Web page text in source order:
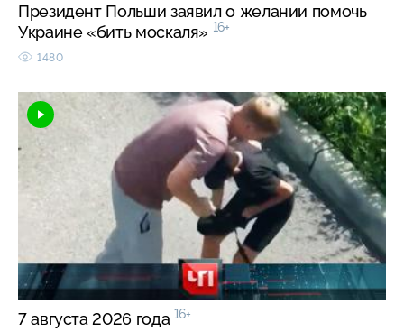
Президент Польши заявил о желании помочь
Украине «бить москаля» 16+
1480
7 августа 2026 года 16+